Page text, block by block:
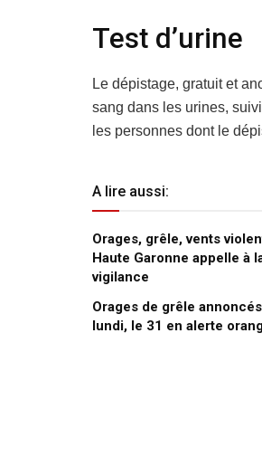
Test d’urine
Le dépistage, gratuit et
sang dans les urines,
les personnes dont le
A lire aussi:
Orages, grêle, vents
Haute Garonne appelle à
vigilance
Orages de grêle
lundi, le 31 en alerte